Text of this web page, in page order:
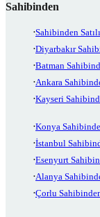
Sahibinden
Sahibinden
Diyarbakır
Batman
Ankara
Kayseri
Konya
İstanbul
Esenyurt
Alanya
Çorlu